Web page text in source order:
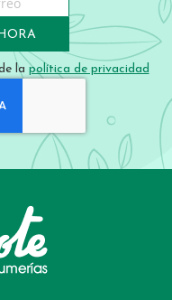
la política de privacidad